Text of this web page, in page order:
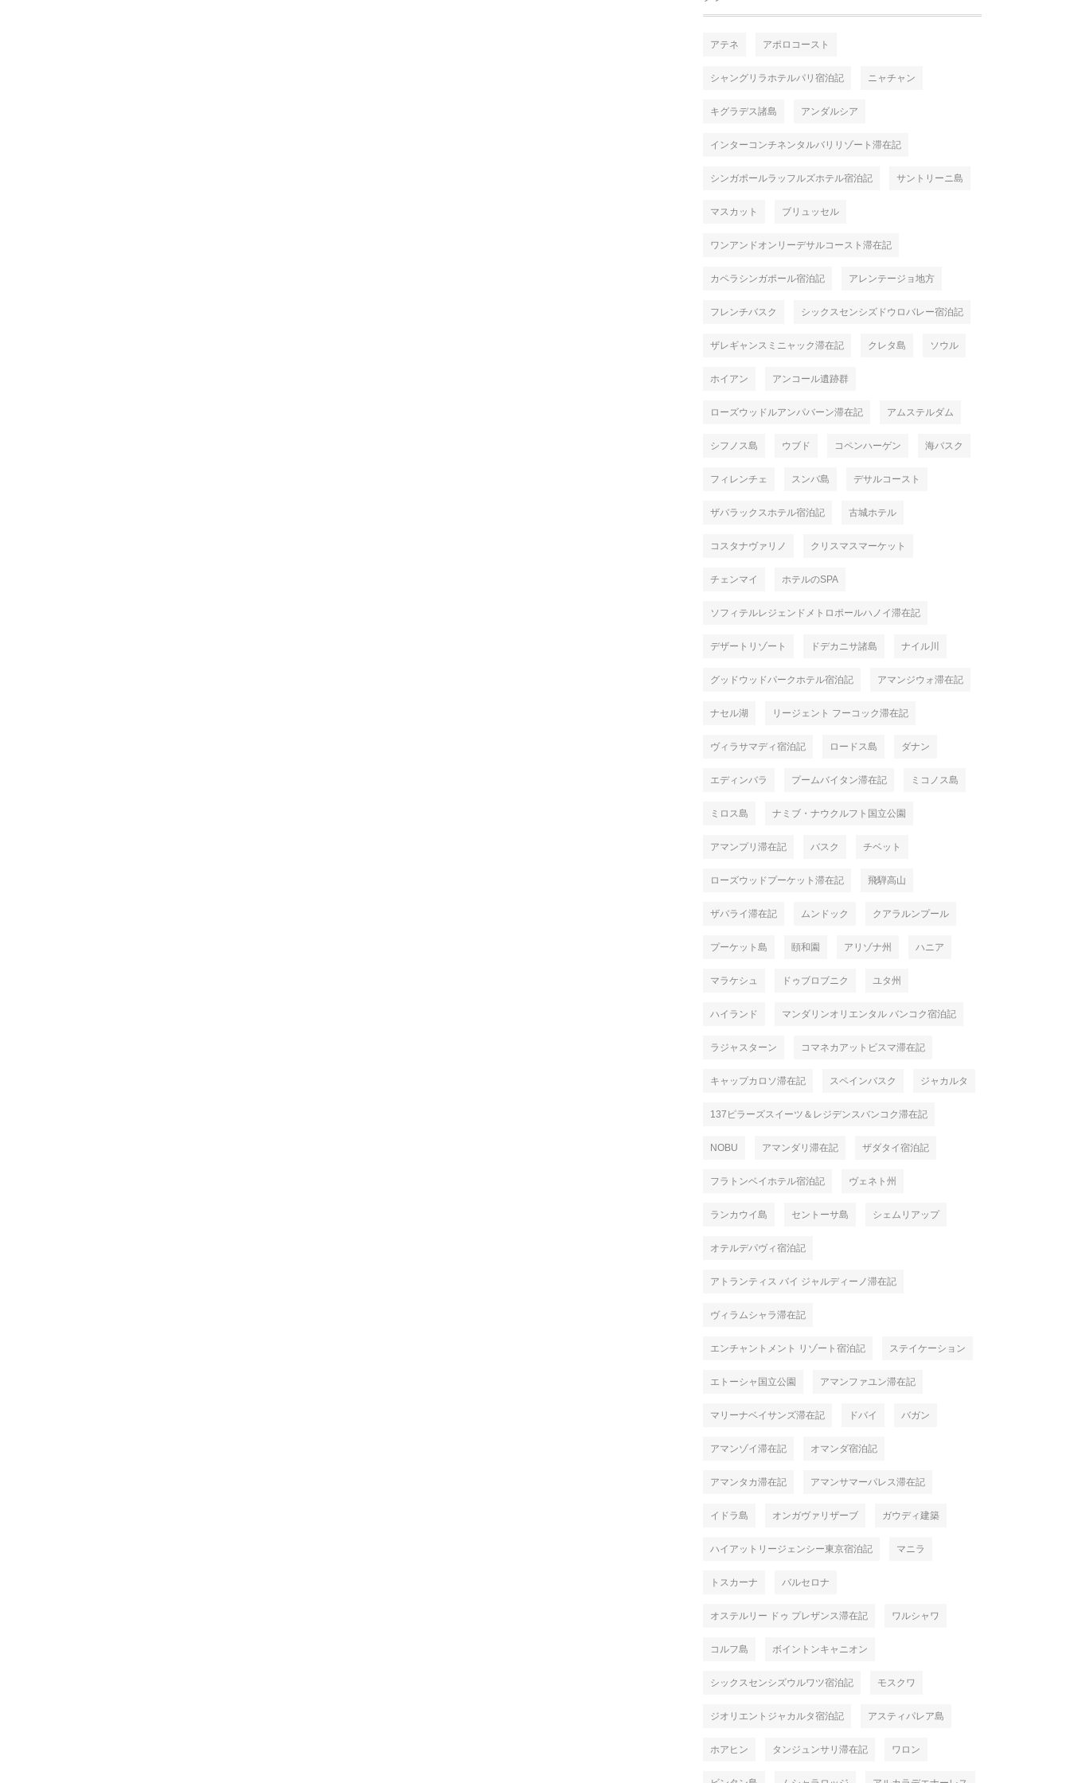
アテネ アポロコースト
シャングリラホテルパリ宿泊記 ニャチャン
キグラデス諸島 アンダルシア
インターコンチネンタルバリリゾート滞在記
シンガポールラッフルズホテル宿泊記 サントリーニ島
マスカット ブリュッセル
ワンアンドオンリーデサルコースト滞在記
カペラシンガポール宿泊記 アレンテージョ地方
フレンチバスク シックスセンシズドウロバレー宿泊記
ザレギャンスミニャック滞在記 クレタ島 ソウル
ホイアン アンコール遺跡群
ローズウッドルアンパバーン滞在記 アムステルダム
シフノス島 ウブド コペンハーゲン 海バスク
フィレンチェ スンバ島 デサルコースト
ザバラックスホテル宿泊記 古城ホテル
コスタナヴァリノ クリスマスマーケット
チェンマイ ホテルのSPA
ソフィテルレジェンドメトロポールハノイ滞在記
デザートリゾート ドデカニサ諸島 ナイル川
グッドウッドパークホテル宿泊記 アマンジウォ滞在記
ナセル湖 リージェント フーコック滞在記
ヴィラサマディ宿泊記 ロードス島 ダナン
エディンバラ プームバイタン滞在記 ミコノス島
ミロス島 ナミブ・ナウクルフト国立公園
アマンプリ滞在記 バスク チベット
ローズウッドプーケット滞在記 飛騨高山
ザバライ滞在記 ムンドック クアラルンプール
プーケット島 頤和園 アリゾナ州 ハニア
マラケシュ ドゥブロブニク ユタ州
ハイランド マンダリンオリエンタル バンコク宿泊記
ラジャスターン コマネカアットビスマ滞在記
キャップカロソ滞在記 スペインバスク ジャカルタ
137ピラーズスイーツ＆レジデンスバンコク滞在記
NOBU アマンダリ滞在記 ザダタイ宿泊記
フラトンベイホテル宿泊記 ヴェネト州
ランカウイ島 セントーサ島 シェムリアップ
オテルデパヴィ宿泊記
アトランティス バイ ジャルディーノ滞在記
ヴィラムシャラ滞在記
エンチャントメント リゾート宿泊記 ステイケーション
エトーシャ国立公園 アマンファユン滞在記
マリーナベイサンズ滞在記 ドバイ バガン
アマンゾイ滞在記 オマンダ宿泊記
アマンタカ滞在記 アマンサマーパレス滞在記
イドラ島 オンガヴァリザーブ ガウディ建築
ハイアットリージェンシー東京宿泊記 マニラ
トスカーナ バルセロナ
オステルリー ドゥ プレザンス滞在記 ワルシャワ
コルフ島 ボイントンキャニオン
シックスセンシズウルワツ宿泊記 モスクワ
ジオリエントジャカルタ宿泊記 アスティパレア島
ホアヒン タンジュンサリ滞在記 ワロン